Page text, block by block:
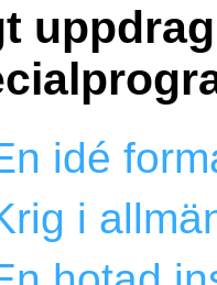
idé
i